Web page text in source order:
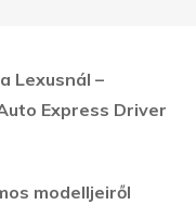
Lexusnál –
Express Driver
modelljeiről